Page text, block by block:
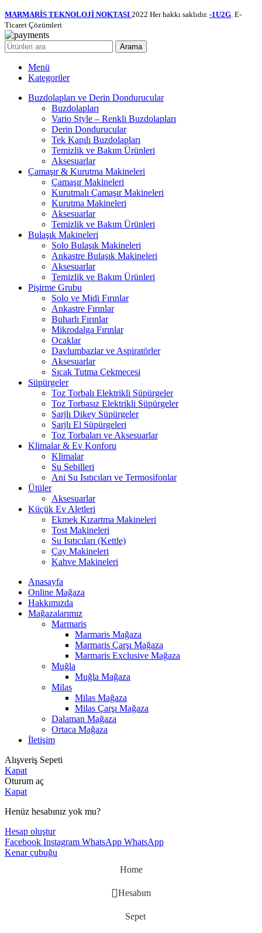
MARMARİS TEKNOLOJİ NOKTASI 2022 Her hakkı saklıdır. -1U2G. E-
Ticaret Çözümleri
Arama
Menü
Kategoriler
Buzdolapları ve Derin Dondurucular
Buzdolapları
Vario Style – Renkli Buzdolapları
Derin Dondurucular
Tek Kapılı Buzdolapları
Temizlik ve Bakım Ürünleri
Aksesuarlar
Çamaşır & Kurutma Makineleri
Çamaşır Makineleri
Kurutmalı Çamaşır Makineleri
Kurutma Makineleri
Aksesuarlar
Temizlik ve Bakım Ürünleri
Bulaşık Makineleri
Solo Bulaşık Makineleri
Ankastre Bulaşık Makineleri
Aksesuarlar
Temizlik ve Bakım Ürünleri
Pişirme Grubu
Solo ve Midi Fırınlar
Ankastre Fırınlar
Buharlı Fırınlar
Mikrodalga Fırınlar
Ocaklar
Davlumbazlar ve Aspiratörler
Aksesuarlar
Sıcak Tutma Çekmecesi
Süpürgeler
Toz Torbalı Elektrikli Süpürgeler
Toz Torbasız Elektrikli Süpürgeler
Şarjlı Dikey Süpürgeler
Şarjlı El Süpürgeleri
Toz Torbaları ve Aksesuarlar
Klimalar & Ev Konforu
Klimalar
Su Sebilleri
Ani Su Isıtıcıları ve Termosifonlar
Ütüler
Aksesuarlar
Küçük Ev Aletleri
Ekmek Kızartma Makineleri
Tost Makineleri
Su Isıtıcıları (Kettle)
Çay Makineleri
Kahve Makineleri
Anasayfa
Online Mağaza
Hakkımızda
Mağazalarımız
Marmaris
Marmaris Mağaza
Marmaris Çarşı Mağaza
Marmaris Exclusive Mağaza
Muğla
Muğla Mağaza
Milas
Milas Mağaza
Milas Çarşı Mağaza
Dalaman Mağaza
Ortaca Mağaza
İletişim
Alışveriş Sepeti
Kapat
Oturum aç
Kapat
Henüz hesabınız yok mu?
Hesap oluştur
Facebook Instagram WhatsApp WhatsApp
Kenar çubuğu
Home
Hesabım
Sepet